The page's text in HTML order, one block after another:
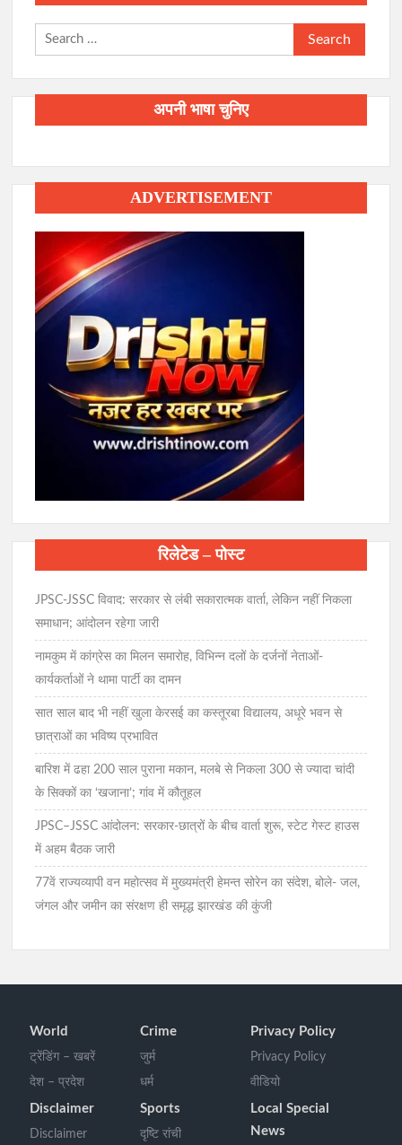
Search
for:
अपनी भाषा चुनिए
ADVERTISEMENT
रिलेटेड – पोस्ट
JPSC-JSSC विवाद: सरकार से लंबी सकारात्मक वार्ता, लेकिन नहीं निकला
समाधान; आंदोलन रहेगा जारी
नामकुम में कांग्रेस का मिलन समारोह, विभिन्न दलों के दर्जनों नेताओं-
कार्यकर्ताओं ने थामा पार्टी का दामन
सात साल बाद भी नहीं खुला केरसई का कस्तूरबा विद्यालय, अधूरे भवन से
छात्राओं का भविष्य प्रभावित
बारिश में ढहा 200 साल पुराना मकान, मलबे से निकला 300 से ज्यादा चांदी
के सिक्कों का ‘खजाना’; गांव में कौतूहल
JPSC–JSSC आंदोलन: सरकार-छात्रों के बीच वार्ता शुरू, स्टेट गेस्ट हाउस
में अहम बैठक जारी
77वें राज्यव्यापी वन महोत्सव में मुख्यमंत्री हेमन्त सोरेन का संदेश, बोले- जल,
जंगल और जमीन का संरक्षण ही समृद्ध झारखंड की कुंजी
World
ट्रेंडिंग – खबरें
देश – प्रदेश
Crime
जुर्म
धर्म
Privacy Policy
Privacy Policy
वीडियो
Disclaimer
Disclaimer
Sports
दृष्टि रांची
Local Special
News